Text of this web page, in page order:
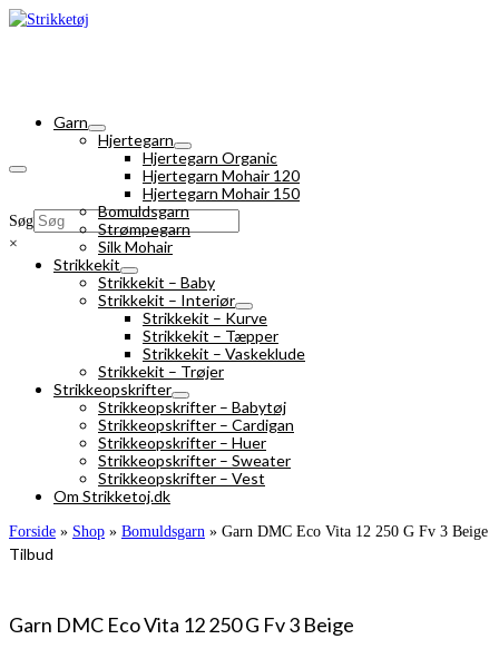
Søg
×
Garn
Hjertegarn
Hjertegarn Organic
Hjertegarn Mohair 120
Hjertegarn Mohair 150
Bomuldsgarn
Strømpegarn
Silk Mohair
Strikkekit
Strikkekit – Baby
Strikkekit – Interiør
Strikkekit – Kurve
Strikkekit – Tæpper
Strikkekit – Vaskeklude
Strikkekit – Trøjer
Strikkeopskrifter
Strikkeopskrifter – Babytøj
Strikkeopskrifter – Cardigan
Strikkeopskrifter – Huer
Strikkeopskrifter – Sweater
Strikkeopskrifter – Vest
Om Strikketoj.dk
Forside » Shop » Bomuldsgarn » Garn DMC Eco Vita 12 250 G Fv 3 Beige
Tilbud
Garn DMC Eco Vita 12 250 G Fv 3 Beige